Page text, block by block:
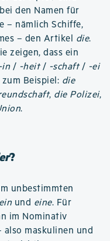
den Namen für
– nämlich Schiffe,
– den Artikel die.
zeigen, dass ein
in / -heit/ -schaft/ -ei
Beispiel: die
, die Polizei,
.
?
unbestimmten
ein und eine. Für
im Nominativ
also maskulinen und